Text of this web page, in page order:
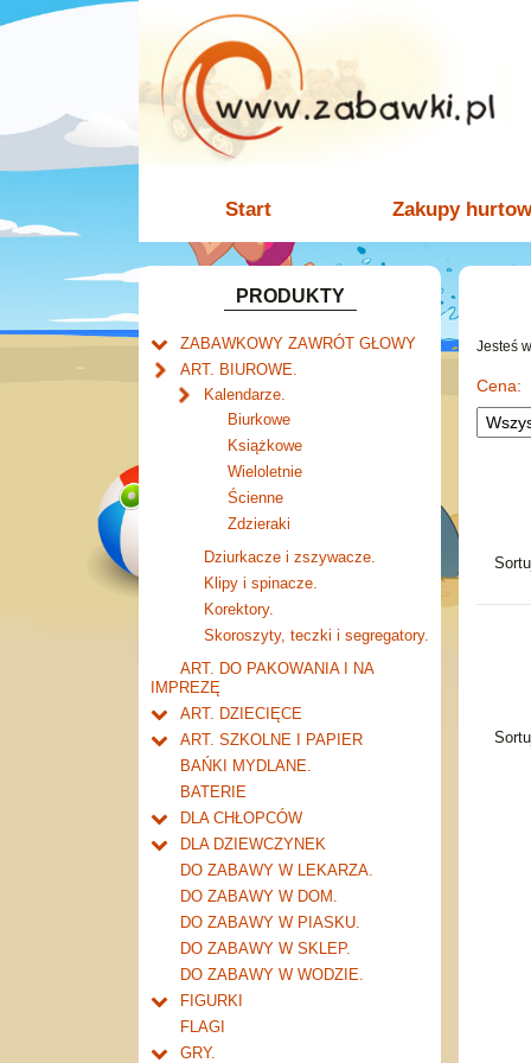
Start Zakupy
PRODUKTY
ZABAWKOWY ZAWRÓT GŁOWY
Welly.
Mały naukowiec.
Zabawki dla chłopców.
Akcesoria dla lalek.
ART. BIUROWE.
Kalendarze.
Biurkowe
Książkowe
Wieloletnie
Ścienne
Zdzieraki
Dziurkacze i zszywacze.
Klipy i spinacze.
Korektory.
Skoroszyty, teczki i segregatory.
ART. DO PAKOWANIA I NA
IMPREZĘ
ART. DZIECIĘCE
Artykuły drogeryjne.
Produkty dla mamy i
ART. SZKOLNE I PAPIER
Tornistry, plecaki i walizki.
Drobne artykuły szkolne.
Piórniki i teczki
Piśmiennicze i plastyczne
Tablice i globusy
Taśmy klejące i kleje
Notatniki, zeszyty i segregatory
BAŃKI MYDLANE.
BATERIE
DLA CHŁOPCÓW
Do kieszeni ....
Garaże i warsztaty
Tory samochodowe i kolejki
Transformery i roboty
Zabawki militarne
Inne dla chłopców
DLA DZIEWCZYNEK
Ulubieni przyjaciele
Akcesoria młodej damy
Inne
DO ZABAWY W LEKARZA.
DO ZABAWY W DOM.
DO ZABAWY W PIASKU.
DO ZABAWY W SKLEP.
DO ZABAWY W WODZIE.
FIGURKI
Dla najmłodszych
Zwierzęta
FLAGI
GRY.
Jesteś
Cena: